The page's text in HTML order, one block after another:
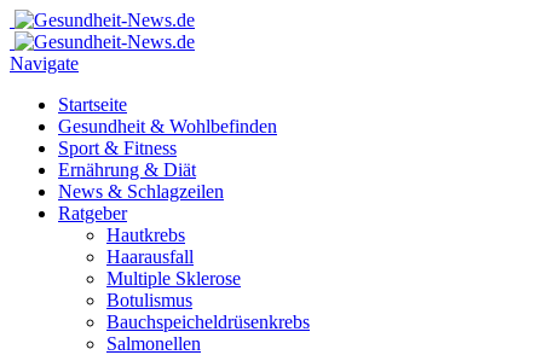
Navigate
Startseite
Gesundheit & Wohlbefinden
Sport & Fitness
Ernährung & Diät
News & Schlagzeilen
Ratgeber
Hautkrebs
Haarausfall
Multiple Sklerose
Botulismus
Bauchspeicheldrüsenkrebs
Salmonellen